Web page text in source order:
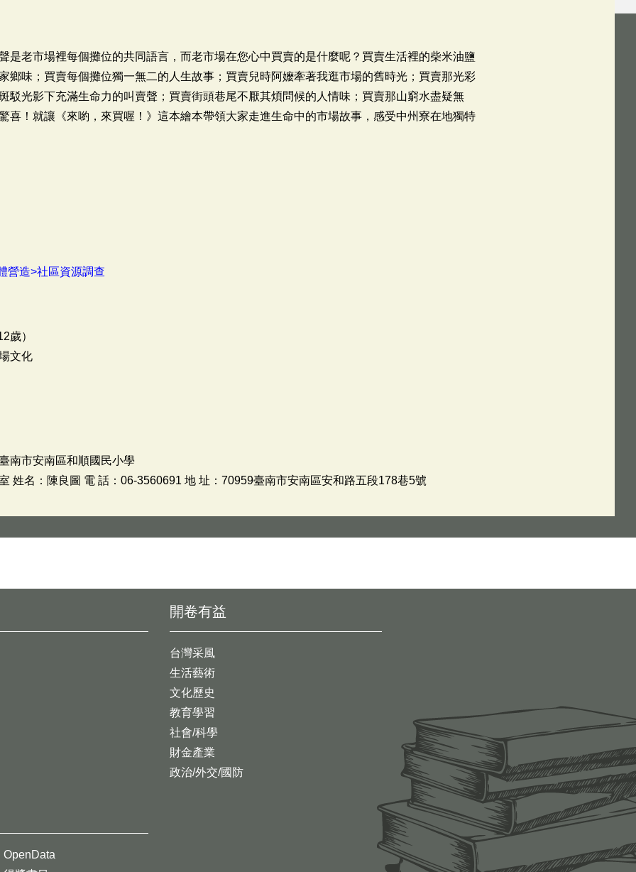
是老市場裡每個攤位的共同語言，而老市場在您心中買賣的是什麼呢？買賣生活裡的柴米油鹽
鄉味；買賣每個攤位獨一無二的人生故事；買賣兒時阿嬤牽著我逛市場的舊時光；買賣那光彩
駁光影下充滿生命力的叫賣聲；買賣街頭巷尾不厭其煩問候的人情味；買賣那山窮水盡疑無
喜！就讓《來喲，來買喔！》這本繪本帶領大家走進生命中的市場故事，感受中州寮在地獨特
營造>社區資源調查
歲）
文化
南市安南區和順國民小學
姓名：陳良圖 電 話：06-3560691 地 址：70959臺南市安南區安和路五段178巷5號
開卷有益
台灣采風
生活藝術
文化歷史
教育學習
社會/科學
財金產業
政治/外交/國防
OpenData